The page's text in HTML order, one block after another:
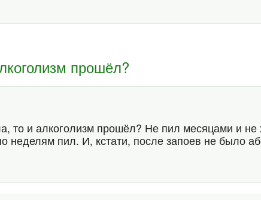
прошёл?
то и алкоголизм прошёл? Не пил месяцами и не
пил. И, кстати, после запоев не было